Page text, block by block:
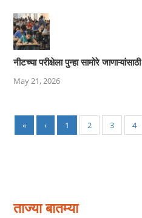
नीटच्या परीक्षेला पुन्हा सामोरे जाणाऱ्यांसाठी
May 21, 2026
« ‹ 1 2 3 4
ताज्या बातम्या